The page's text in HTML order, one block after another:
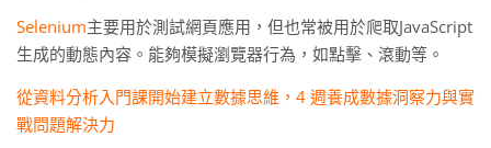
Selenium主要用於測試網頁應用，但也常被用於爬取JavaScript
生成的動態內容。能夠模擬瀏覽器行為，如點擊、滾動等。
從資料分析入門課開始建立數據思維，4 週養成數據洞察力與實
戰問題解決力